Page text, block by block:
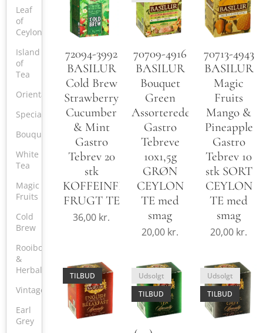
Leaf
of
Ceylon
Island
of
Tea
Oriental
Specialty
Bouquet
White
Tea
Magic
Fruits
Cold
Brew
Rooibos
&
Herbal
Vintage
Earl
Grey
72094-3992
BASILUR
Cold Brew
Strawberry
Cucumber
& Mint
Gastro
Tebrev 20
stk
KOFFEINFRI
FRUGT TE
36,00 kr.
70709-4916
BASILUR
Bouquet
Green
Assorterede
Gastro
Tebreve
10x1,5g
GRØN
CEYLON
TE med
smag
20,00 kr.
70713-4943
BASILUR
Magic
Fruits
Mango &
Pineapple
Gastro
Tebrev 10
stk SORT
CEYLON
TE med
smag
20,00 kr.
TILBUD
Udsolgt
TILBUD
Udsolgt
TILBUD